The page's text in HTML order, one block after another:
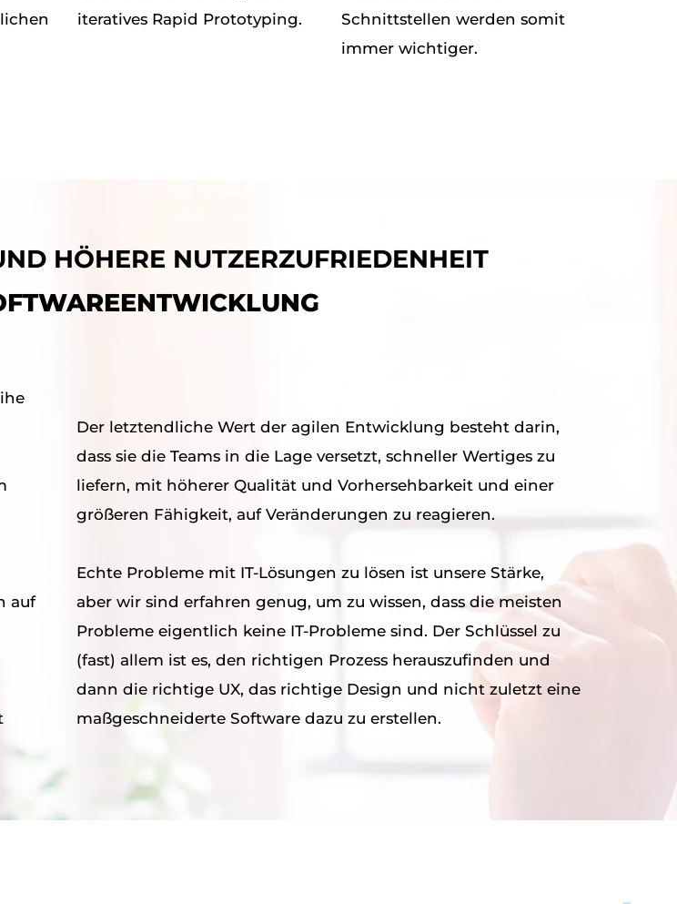
iteratives Rapid Prototyping.
Schnittstellen werden somit
immer wichtiger.
HÖHERE NUTZERZUFRIEDENHEIT
auf
Der letztendliche Wert der agilen Entwicklung besteht darin,
dass sie die Teams in die Lage versetzt, schneller Wertiges zu
liefern, mit höherer Qualität und Vorhersehbarkeit und einer
größeren Fähigkeit, auf Veränderungen zu reagieren.
Echte Probleme mit IT-Lösungen zu lösen ist unsere Stärke,
aber wir sind erfahren genug, um zu wissen, dass die meisten
Probleme eigentlich keine IT-Probleme sind. Der Schlüssel zu
(fast) allem ist es, den richtigen Prozess herauszufinden und
dann die richtige UX, das richtige Design und nicht zuletzt eine
maßgeschneiderte Software dazu zu erstellen.